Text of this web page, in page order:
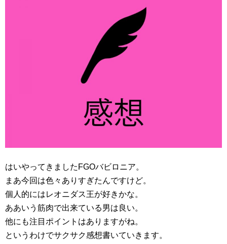
はいやってきましたFGOバビロニア。
まあ今回は色々ありすぎたんですけど。
個人的にはレオニダス王が好きかな。
ああいう筋肉で出来ている男は良い。
他にも注目ポイントはありますがね。
というわけでサクサク感想書いていきます。